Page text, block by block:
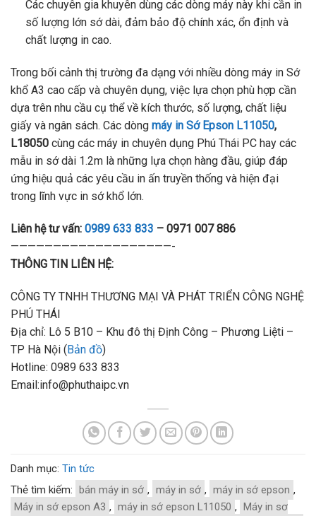
Các chuyên gia khuyên dùng các dòng máy này khi cần in
số lượng lớn sớ dài, đảm bảo độ chính xác, ổn định và
chất lượng in cao.
Trong bối cảnh thị trường đa dạng với nhiều dòng máy in Sớ
khổ A3 cao cấp và chuyên dụng, việc lựa chọn phù hợp cần
dựa trên nhu cầu cụ thể về kích thước, số lượng, chất liệu
giấy và ngân sách. Các dòng máy in Sớ Epson L11050,
L18050 cùng các máy in chuyên dụng Phú Thái PC hay các
mẫu in sớ dài 1.2m là những lựa chọn hàng đầu, giúp đáp
ứng hiệu quả các yêu cầu in ấn truyền thống và hiện đại
trong lĩnh vực in sớ khổ lớn.
Liên hệ tư vấn: 0989 633 833 – 0971 007 886
———————————————————-
THÔNG TIN LIÊN HỆ:
CÔNG TY TNHH THƯƠNG MẠI VÀ PHÁT TRIỂN CÔNG NGHỆ
PHÚ THÁI
Địa chỉ: Lô 5 B10 – Khu đô thị Định Công – Phương Liệti –
TP Hà Nội (Bản đồ)
Hotline: 0989 633 833
Email:info@phuthaipc.vn
Danh mục: Tin tức
Thẻ tìm kiếm: bán máy in sớ , máy in sớ , máy in sớ epson ,
Máy in sớ epson A3 , máy in sớ epson L11050 , Máy in sơ